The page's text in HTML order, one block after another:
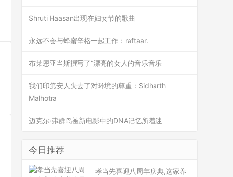
Shruti Haasan出现在妇女节的歌曲
永远不会与蜂蜜辛格一起工作：raftaar.
布莱恩亚当斯撰写了“漂亮的女人的音乐音乐
我们印第安人失去了对环境的尊重：Sidharth
Malhotra
迈克尔·弗群岛被新电影中的DNA记忆所着迷
今日推荐
孝当先喜迎八周年庆典,这家养